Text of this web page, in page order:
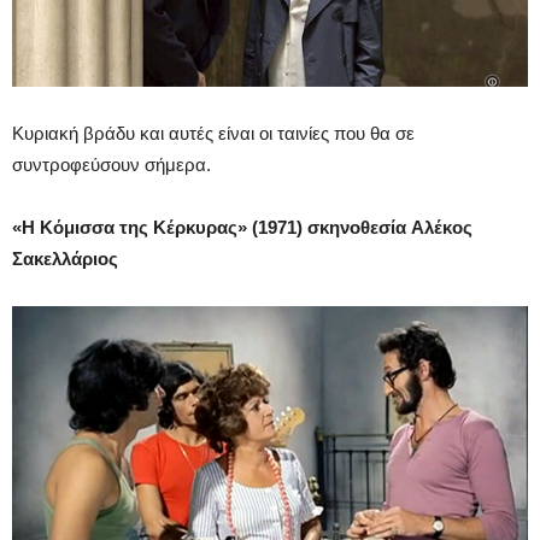
Κυριακή βράδυ και αυτές είναι οι ταινίες που θα σε
συντροφεύσουν σήμερα.
«Η Κόμισσα της Κέρκυρας» (1971) σκηνοθεσία Αλέκος
Σακελλάριος